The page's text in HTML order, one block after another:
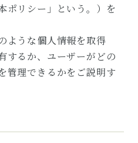
ポリシー」という。）を
ような個人情報を取得
するか、ユーザーがどの
管理できるかをご説明す